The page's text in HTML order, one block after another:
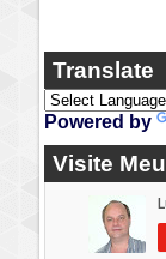
Translate
Powered by
Visite